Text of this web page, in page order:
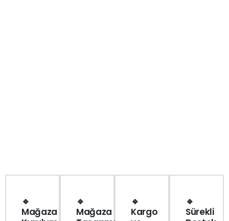
🔹
Mağaza
🔹
Mağaza
🔹
Kargo
🔹
Sürekli